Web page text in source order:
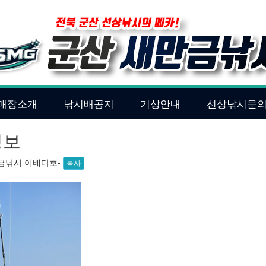
장소개 낚시배공지 기상안내 선상낚시문
낚시 이배다호- 복사